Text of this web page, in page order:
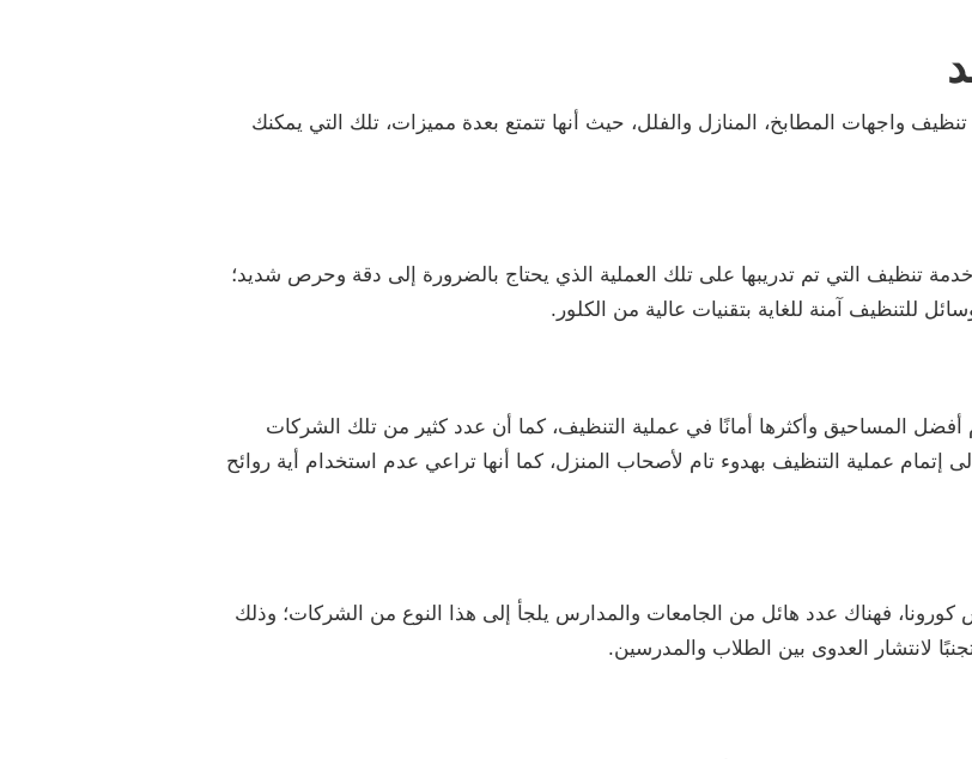
واجهات المطابخ، المنازل والفلل، حيث أنها تتمتع بعدة مميزات، تلك التي يمكنك
تنظيف التي تم تدريبها على تلك العملية الذي يحتاج بالضرورة إلى دقة وحرص شديد؛
للتنظيف آمنة للغاية بتقنيات عالية من الكلور.
المساحيق وأكثرها أمانًا في عملية التنظيف، كما أن عدد كثير من تلك الشركات
إتمام عملية التنظيف بهدوء تام لأصحاب المنزل، كما أنها تراعي عدم استخدام أية روائح
فهناك عدد هائل من الجامعات والمدارس يلجأ إلى هذا النوع من الشركات؛ وذلك
لانتشار العدوى بين الطلاب والمدرسين.